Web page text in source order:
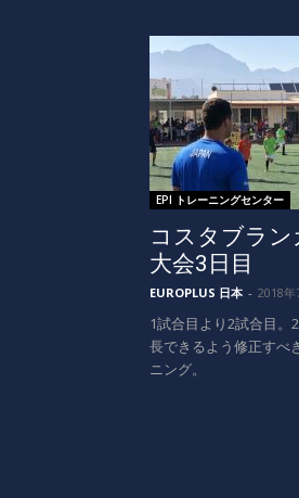
EPI トレーニングセンター
コスタブラ
大会3日目
EUROPLUS 日本 - 2018年
1試合目より2試合目。
長できるよう修正すべ
ニング。